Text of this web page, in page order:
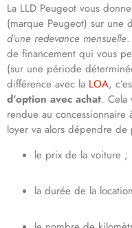
La LLD Peugeot vous
(marque Peugeot) sur une
d’une redevance mensuelle.
de financement qui vous
(sur une période
différence avec la LOA,
d’option avec achat. Cela
rendue au
loyer va alors dépendre de
le prix de la voiture ;
la durée de la